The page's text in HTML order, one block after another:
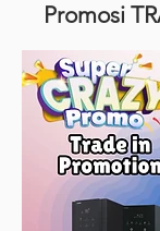
Promosi